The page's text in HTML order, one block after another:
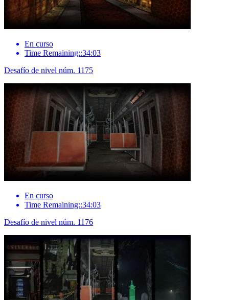
En curso
Time Remaining::34:03
Desafío de nivel núm. 1175
En curso
Time Remaining::34:03
Desafío de nivel núm. 1176